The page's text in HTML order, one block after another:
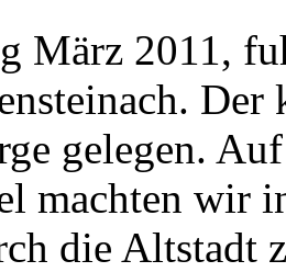
März 2011,
gelegen.
machten wir
die Altstadt